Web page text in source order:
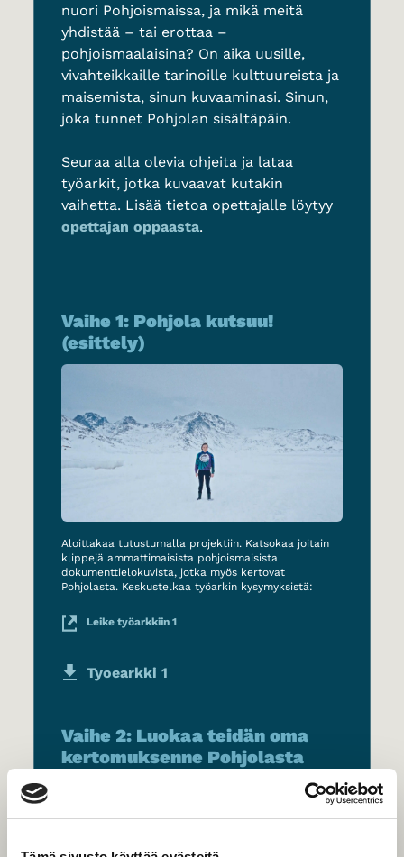
nuori Pohjoismaissa, ja mikä meitä
yhdistää – tai erottaa –
pohjoismaalaisina? On aika uusille,
vivahteikkaille tarinoille kulttuureista ja
maisemista, sinun kuvaaminasi. Sinun,
joka tunnet Pohjolan sisältäpäin.
Seuraa alla olevia ohjeita ja lataa
työarkit, jotka kuvaavat kutakin
vaihetta. Lisää tietoa opettajalle löytyy
opettajan oppaasta.
Vaihe 1: Pohjola kutsuu!
(esittely)
Aloittakaa tutustumalla projektiin. Katsokaa joitain
klippejä ammattimaisista pohjoismaisista
dokumenttielokuvista, jotka myös kertovat
Pohjolasta. Keskustelkaa työarkin kysymyksistä:
Leike työarkkiin 1
Tyoearkki 1
Vaihe 2: Luokaa teidän oma
kertomuksenne Pohjolasta